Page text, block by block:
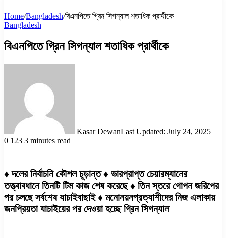
Home/Bangladesh/বিএনপিতে গ্রিন সিগন্যাল শতাধিক প্রার্থীকে
Bangladesh
বিএনপিতে গ্রিন সিগন্যাল শতাধিক প্রার্থীকে
Kasar DewanLast Updated: July 24, 2025
0 123 3 minutes read
♦ দলের নির্বাচনি কৌশল চূড়ান্ত ♦ ভারপ্রাপ্ত চেয়ারম্যানের
তত্ত্বাবধানে তিনটি টিম কাজ শেষ করেছে ♦ তিন স্তরে গোপন জরিপের
পর চলছে সর্বশেষ যাচাইবাছাই ♦ মনোনয়নপ্রত্যাশীদের নিজ এলাকায়
জনপ্রিয়তা যাচাইয়ের পর দেওয়া হচ্ছে গ্রিন সিগন্যাল